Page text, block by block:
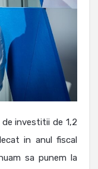
investitii de 1,2
in anul fiscal
sa punem la